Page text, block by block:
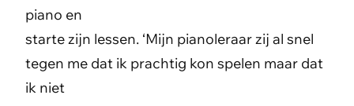
piano en
starte zijn lessen. ‘Mijn pianoleraar zij al snel
tegen me dat ik prachtig kon spelen maar dat
ik niet